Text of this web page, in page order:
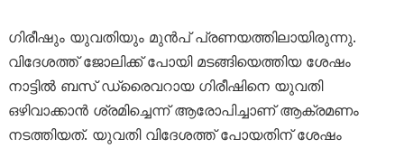
ഗിരീഷും യുവതിയും മുൻപ് പ്രണയത്തിലായിരുന്നു.
വിദേശത്ത് ജോലിക്ക് പോയി മടങ്ങിയെത്തിയ ശേഷം
നാട്ടിൽ ബസ് ഡ്രൈവറായ ഗിരീഷിനെ യുവതി
ഒഴിവാക്കാൻ ശ്രമിച്ചെന്ന് ആരോപിച്ചാണ് ആക്രമണം
നടത്തിയത്. യുവതി വിദേശത്ത് പോയതിന് ശേഷം